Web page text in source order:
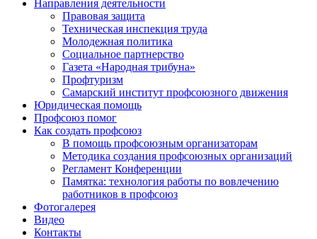
Направления деятельности
Правовая защита
Техническая инспекция труда
Молодежная политика
Социальное партнерство
Газета «Народная трибуна»
Профтуризм
Самарский институт профсоюзного движения
Юридическая помощь
Профсоюз помог
Как создать профсоюз
В помощь профсоюзным организаторам
Методика создания профсоюзных организаций
Регламент Конференции
Памятка: технология работы по вовлечению
работников в профсоюз
Фотогалерея
Видео
Контакты